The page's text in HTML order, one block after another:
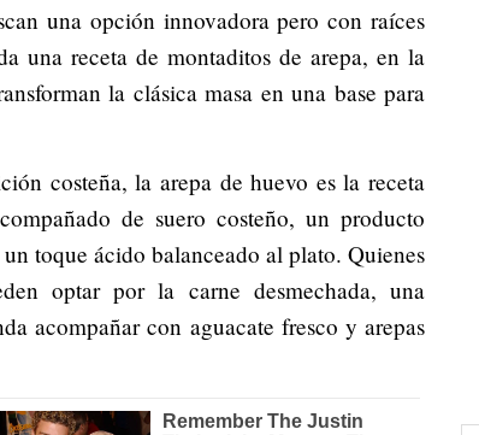
una opción innovadora pero con raíces
una receta de montaditos de arepa, en la
la clásica masa en una base para
costeña, la arepa de huevo es la receta
de suero costeño, un producto
toque ácido balanceado al plato. Quienes
optar por la carne desmechada, una
acompañar con aguacate fresco y arepas